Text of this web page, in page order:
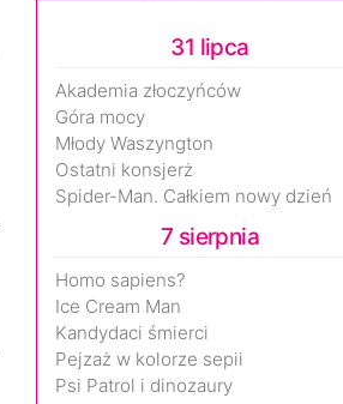
31 lipca
Akademia złoczyńców
Góra mocy
Młody Waszyngton
Ostatni konsjerż
Spider-Man. Całkiem nowy dzień
7 sierpnia
Homo sapiens?
Ice Cream Man
Kandydaci śmierci
Pejzaż w kolorze sepii
Psi Patrol i dinozaury